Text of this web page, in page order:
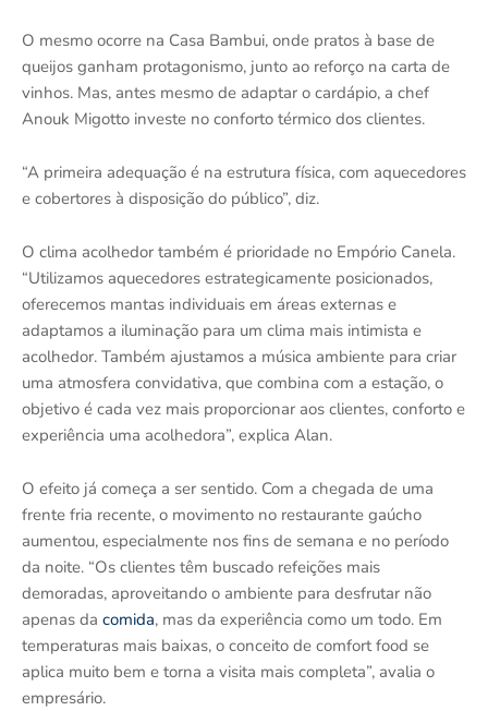
O mesmo ocorre na Casa Bambui, onde pratos à base de
queijos ganham protagonismo, junto ao reforço na carta de
vinhos. Mas, antes mesmo de adaptar o cardápio, a chef
Anouk Migotto investe no conforto térmico dos clientes.
“A primeira adequação é na estrutura física, com aquecedores
e cobertores à disposição do público”, diz.
O clima acolhedor também é prioridade no Empório Canela.
“Utilizamos aquecedores estrategicamente posicionados,
oferecemos mantas individuais em áreas externas e
adaptamos a iluminação para um clima mais intimista e
acolhedor. Também ajustamos a música ambiente para criar
uma atmosfera convidativa, que combina com a estação, o
objetivo é cada vez mais proporcionar aos clientes, conforto e
experiência uma acolhedora”, explica Alan.
O efeito já começa a ser sentido. Com a chegada de uma
frente fria recente, o movimento no restaurante gaúcho
aumentou, especialmente nos fins de semana e no período
da noite. “Os clientes têm buscado refeições mais
demoradas, aproveitando o ambiente para desfrutar não
apenas da comida, mas da experiência como um todo. Em
temperaturas mais baixas, o conceito de comfort food se
aplica muito bem e torna a visita mais completa”, avalia o
empresário.